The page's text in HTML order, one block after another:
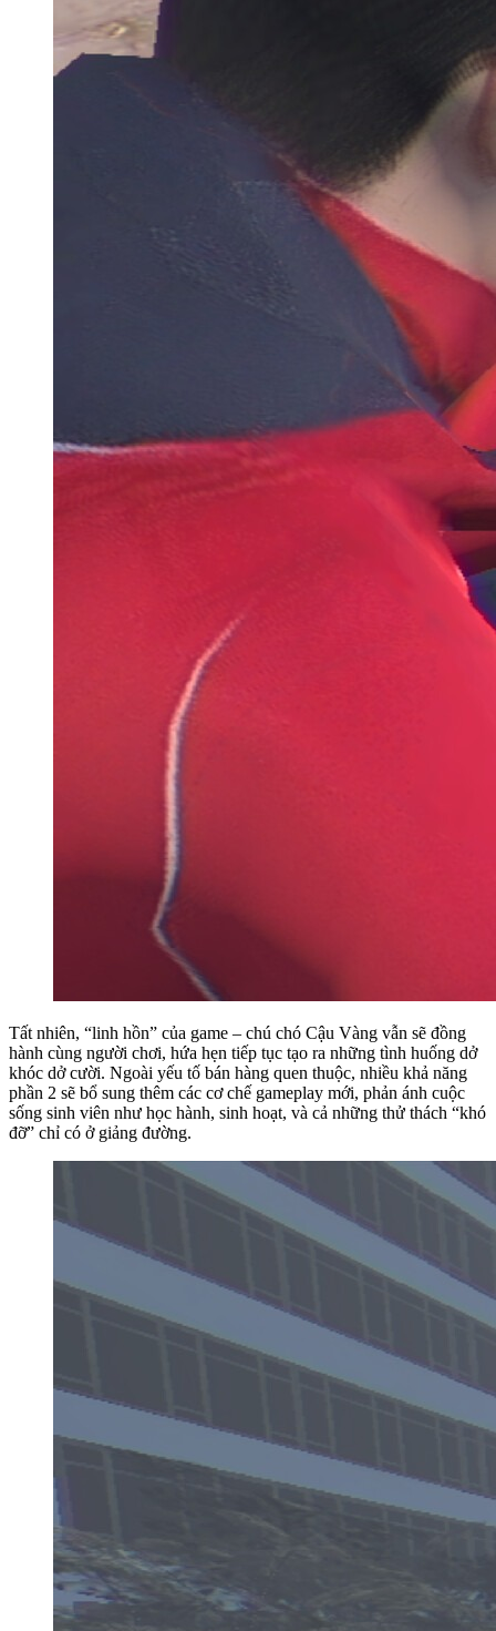
Tất nhiên, “linh hồn” của game – chú chó Cậu Vàng vẫn sẽ đồng
hành cùng người chơi, hứa hẹn tiếp tục tạo ra những tình huống dở
khóc dở cười. Ngoài yếu tố bán hàng quen thuộc, nhiều khả năng
phần 2 sẽ bổ sung thêm các cơ chế gameplay mới, phản ánh cuộc
sống sinh viên như học hành, sinh hoạt, và cả những thử thách “khó
đỡ” chỉ có ở giảng đường.